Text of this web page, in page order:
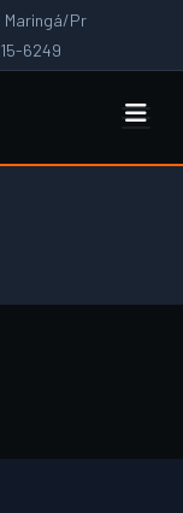
Maringá/Pr
6249